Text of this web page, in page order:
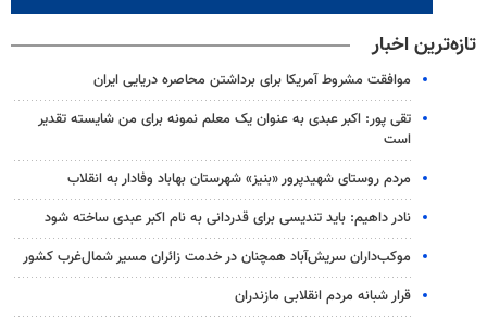
تازه‌ترین اخبار
موافقت مشروط آمریکا برای برداشتن محاصره دریایی ایران
تقی پور: اکبر عبدی به عنوان یک معلم نمونه برای من شایسته تقدیر
است
مردم روستای شهیدپرور «بنیز» شهرستان بهاباد وفادار به انقلاب
نادر داهیم: باید تندیسی برای قدردانی به نام اکبر عبدی ساخته شود
موکب‌داران سریش‌آباد همچنان در خدمت زائران مسیر شمال‌غرب کشور
قرار شبانه مردم انقلابی مازندران